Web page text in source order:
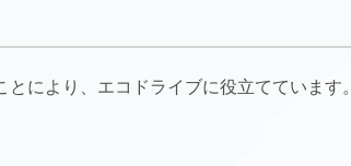
により、エコドライブに役立てています。